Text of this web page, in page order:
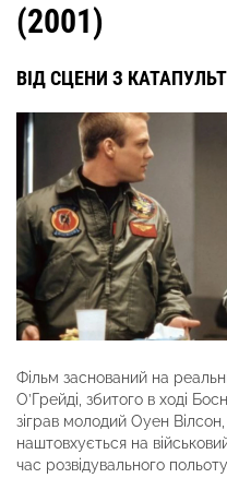
(2001)
ВІД СЦЕНИ З
Фільм заснований на
О’Грейді, збитого в ході
зіграв молодий Оуен
наштовхується на
час розвідувального